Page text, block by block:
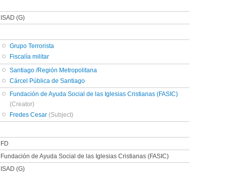
ISAD (G)
Grupo Terrorista
Fiscalía militar
Santiago /Región Metropolitana
Cárcel Pública de Santiago
Fundación de Ayuda Social de las Iglesias Cristianas (FASIC)
(Creator)
Fredes Cesar (Subject)
FD
Fundación de Ayuda Social de las Iglesias Cristianas (FASIC)
ISAD (G)